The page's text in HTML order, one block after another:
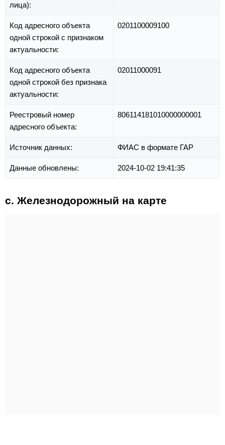
лица):
Код адресного объекта
одной строкой с признаком
актуальности:
0201100009100
Код адресного объекта
одной строкой без признака
актуальности:
02011000091
Реестровый номер
адресного объекта:
806114181010000000001
Источник данных: ФИАС в формате ГАР
Данные обновлены: 2024-10-02 19:41:35
с. Железнодорожный на карте